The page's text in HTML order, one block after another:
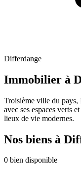
Differdange
Immobilier à
Troisième ville du pays,
avec ses espaces verts
lieux de vie modernes.
Nos biens à
0 bien disponible